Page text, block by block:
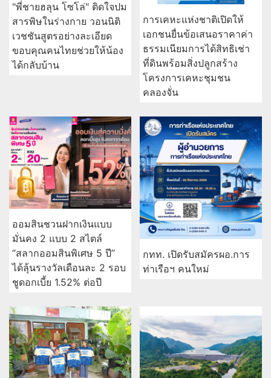
"พี่ชายฮลุน โซโล่" ติดใจปม
สารพิษในร่างกาย วอนนิติ
เวชชันสูตรอย่างละเอียด
ขอบคุณคนไทยช่วยให้น้อง
ได้กลับบ้าน
การเคหะแห่งชาติเปิดให้
เอกชนยื่นข้อเสนอราคาค่า
ธรรมเนียมการได้สิทธิเช่า
ที่ดินพร้อมสิ่งปลูกสร้าง
โครงการเคหะชุมชน
คลองจั่น
ออมสินชวนฝากเงินแบบ
มั่นคง 2 แบบ 2 สไตล์
“สลากออมสินพิเศษ 5 ปี”
ได้ลุ้นรางวัลเดือนละ 2 รอบ
ชูดอกเบี้ย 1.52% ต่อปี
กทท. เปิดรับสมัครผอ.การ
ท่าเรือฯ คนใหม่